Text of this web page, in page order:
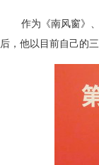
作为《南风窗》
后，他以目前自己的